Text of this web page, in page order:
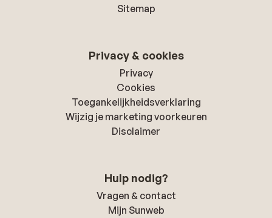
Sitemap
Privacy & cookies
Privacy
Cookies
Toegankelijkheidsverklaring
Wijzig je marketing voorkeuren
Disclaimer
Hulp nodig?
Vragen & contact
Mijn Sunweb